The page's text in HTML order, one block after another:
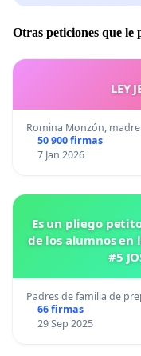
Otras peticiones que le
LEY
Romina Monzón,
50 900 firmas
7 Jan 2026
Es un pliego
de los alumnos en
#5
Padres de familia de
66 firmas
29 Sep 2025